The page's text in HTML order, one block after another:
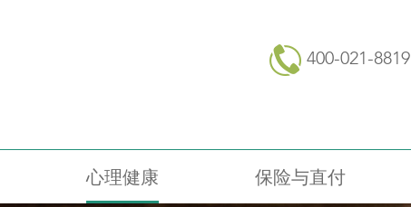
400-021-8819
心理健康 保险与直付